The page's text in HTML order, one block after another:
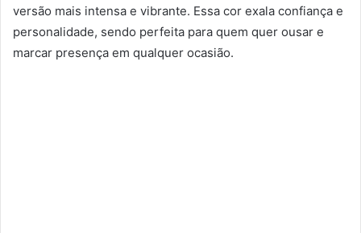
versão mais intensa e vibrante. Essa cor exala confiança e
personalidade, sendo perfeita para quem quer ousar e
marcar presença em qualquer ocasião.